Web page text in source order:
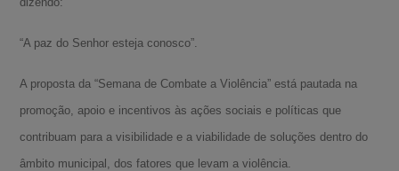
“A paz do Senhor esteja conosco”.
A proposta da “Semana de Combate a Violência” está pautada na
promoção, apoio e incentivos às ações sociais e políticas que
contribuam para a visibilidade e a viabilidade de soluções dentro do
âmbito municipal, dos fatores que levam a violência.